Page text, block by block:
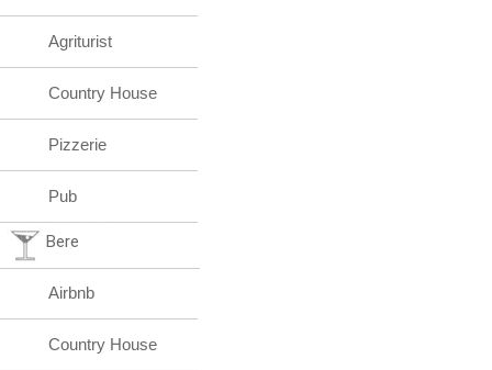
Agriturist
Country House
Pizzerie
Pub
Bere
Airbnb
Country House